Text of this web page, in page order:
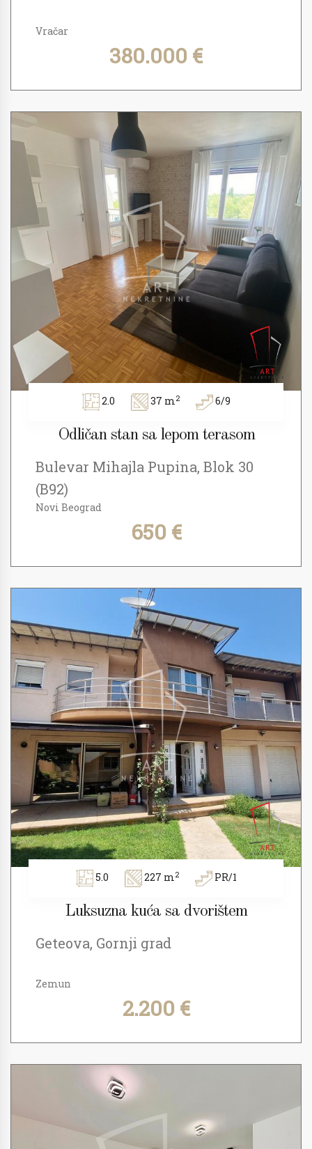
Vračar
380.000 €
2.0 37 m2 6/9
Odličan stan sa lepom terasom
Bulevar Mihajla Pupina, Blok 30
(B92)
Novi Beograd
650 €
5.0 227 m2 PR/1
Luksuzna kuća sa dvorištem
Geteova, Gornji grad
Zemun
2.200 €